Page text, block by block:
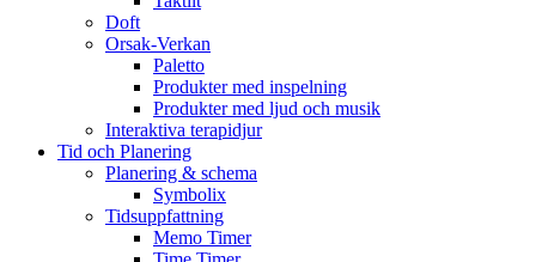
Doft
Orsak-Verkan
Paletto
Produkter med inspelning
Produkter med ljud och musik
Interaktiva terapidjur
Tid och Planering
Planering & schema
Symbolix
Tidsuppfattning
Memo Timer